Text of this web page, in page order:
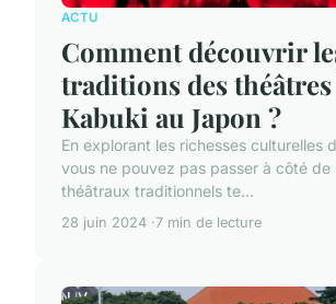
ACTU
Comment découvrir
traditions des théâtres
Kabuki au Japon ?
En explorant les richesses culturelles
vous ne pouvez pas passer à côté de
théâtraux traditionnels te...
28 juin 2024 7 min de lecture